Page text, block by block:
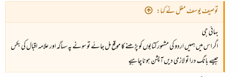
توصیف یوسف مغل نے کہا:
بهائی جی
اگر اس میں ہمیں اردو کی مشہور کتابوں کو پڑھنے کا موقع مل جائے تو سونے پہ سہاگہ اور علامہ اقبال کی بکس
جیسے بانگ درا تو لازمی دیں آپشن ہونا چاہیے